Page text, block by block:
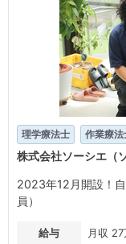
理学療法士 作業療法
株式会社ソーシエ（
2023年12月開設！
員）
給与
月収